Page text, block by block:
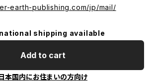
earth-publishing.com/jp/mail/
shipping available
Add to cart
本国内にお住まいの方向け